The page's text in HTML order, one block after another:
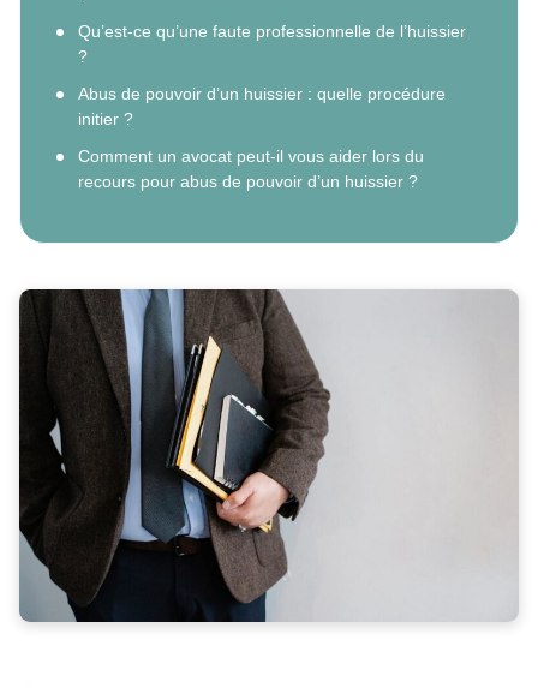
Qu’est-ce qu’une faute professionnelle de l’huissier
?
Abus de pouvoir d’un huissier : quelle procédure
initier ?
Comment un avocat peut-il vous aider lors du
recours pour abus de pouvoir d’un huissier ?